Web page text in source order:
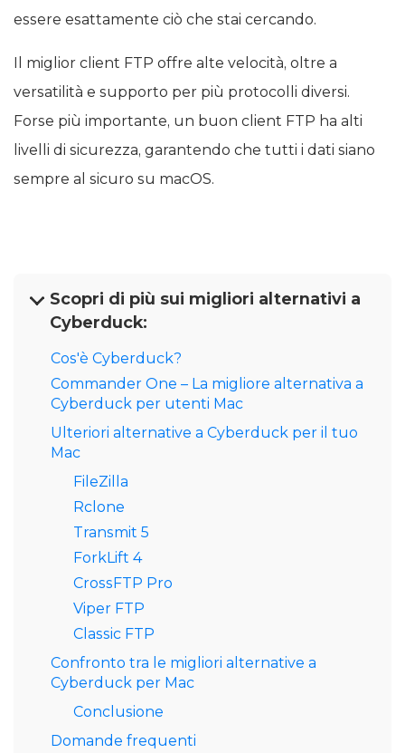
essere esattamente ciò che stai cercando.
Il miglior client FTP offre alte velocità, oltre a
versatilità e supporto per più protocolli diversi.
Forse più importante, un buon client FTP ha alti
livelli di sicurezza, garantendo che tutti i dati siano
sempre al sicuro su macOS.
Scopri di più sui migliori alternativi a
Cyberduck:
Cos'è Cyberduck?
Commander One – La migliore alternativa a
Cyberduck per utenti Mac
Ulteriori alternative a Cyberduck per il tuo
Mac
FileZilla
Rclone
Transmit 5
ForkLift 4
CrossFTP Pro
Viper FTP
Classic FTP
Confronto tra le migliori alternative a
Cyberduck per Mac
Conclusione
Domande frequenti